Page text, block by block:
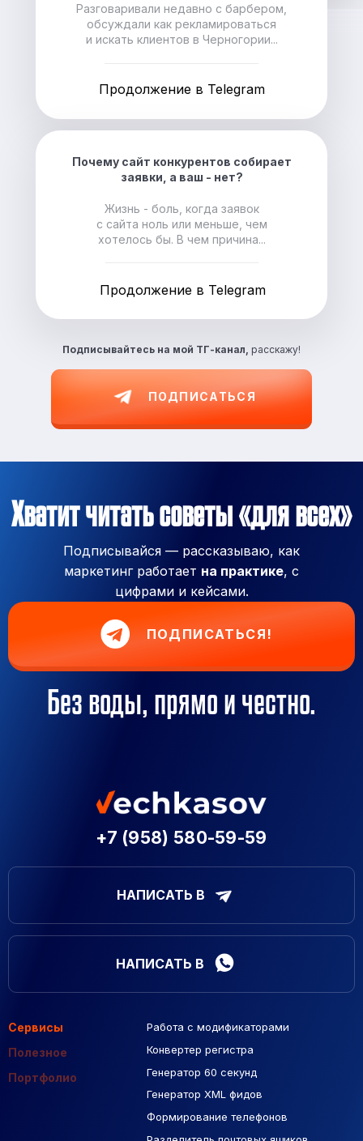
Подписывайтесь на мой ТГ-канал, расскажу!
ПОДПИСАТЬСЯ
Разговаривали недавно с барбером,
обсуждали как рекламироваться
и искать клиентов в Черногории...
Продолжение в Telegram
Почему сайт конкурентов собирает
заявки, а ваш - нет?
Жизнь - боль, когда заявок
с сайта ноль или меньше, чем
хотелось бы. В чем причина...
Продолжение в Telegram
Хватит читать советы «для всех»
Подписывайся — рассказываю, как
маркетинг работает на практике, с
цифрами и кейсами.
ПОДПИСАТЬСЯ!
Без воды, прямо и честно.
+7 (958) 580-59-59
НАПИСАТЬ В
НАПИСАТЬ В
Сервисы
Полезное
Портфолио
Работа с модификаторами
Конвертер регистра
Генератор 60 секунд
Генератор XML фидов
Формирование телефонов
Подборка сайтов
Макеты Figma
База Яндекс Карты
РСЯ площадки
Созданные сайты
Контекстная реклама